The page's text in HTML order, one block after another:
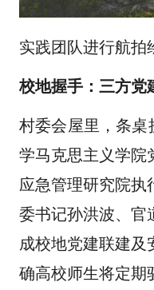
实践团队进行航拍
校地握手：三方党
村委会屋里，条桌
学马克思主义学院
应急管理研究院执
委书记孙洪波、官
成校地党建联建及
确高校师生将定期